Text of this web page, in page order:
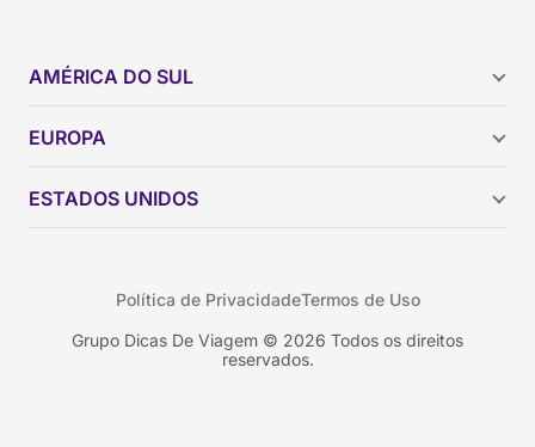
AMÉRICA DO SUL
Brasil
Colômbia
EUROPA
ESTADOS UNIDOS
Nova York
Grupo Dicas De Viagem © 2026 Todos os direitos
reservados.
Política de PrivacidadeTermos de Uso